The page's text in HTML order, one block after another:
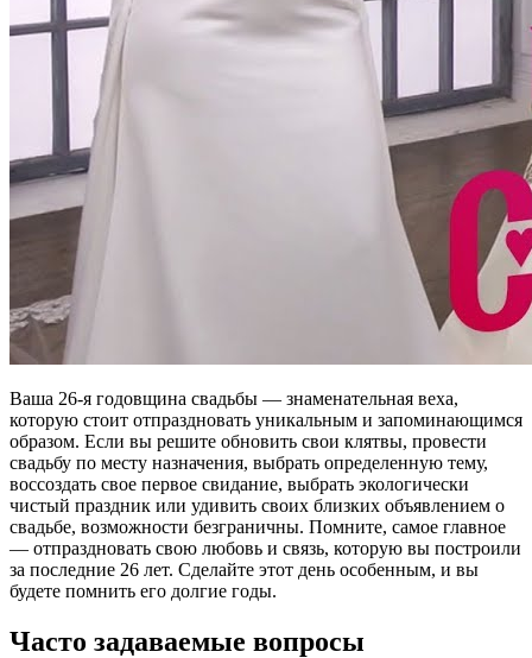
Ваша 26-я годовщина свадьбы — знаменательная веха,
которую стоит отпраздновать уникальным и запоминающимся
образом. Если вы решите обновить свои клятвы, провести
свадьбу по месту назначения, выбрать определенную тему,
воссоздать свое первое свидание, выбрать экологически
чистый праздник или удивить своих близких объявлением о
свадьбе, возможности безграничны. Помните, самое главное
— отпраздновать свою любовь и связь, которую вы построили
за последние 26 лет. Сделайте этот день особенным, и вы
будете помнить его долгие годы.
Часто задаваемые вопросы